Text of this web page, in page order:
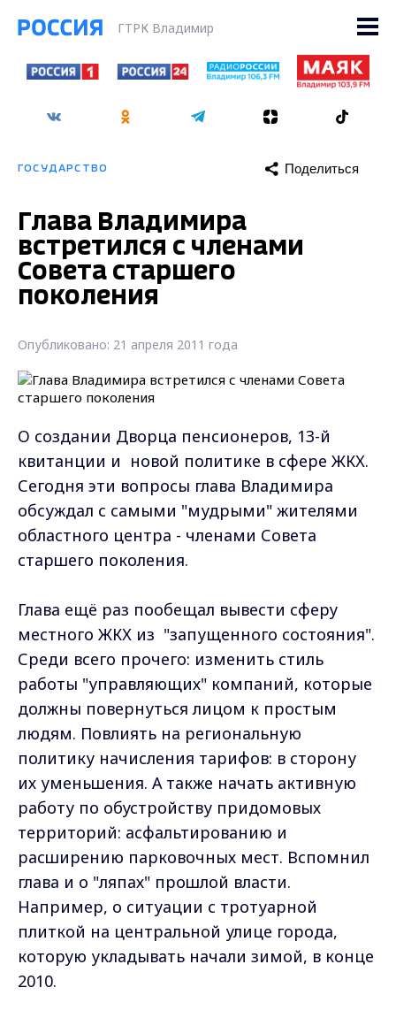
ГТРК Владимир
ГОСУДАРСТВО Поделиться
Глава Владимира
встретился с членами
Совета старшего
поколения
Опубликовано: 21 апреля 2011 года
О создании Дворца пенсионеров, 13-й
квитанции и новой политике в сфере ЖКХ.
Сегодня эти вопросы глава Владимира
обсуждал с самыми "мудрыми" жителями
областного центра - членами Совета
старшего поколения.
Глава ещё раз пообещал вывести сферу
местного ЖКХ из "запущенного состояния".
Среди всего прочего: изменить стиль
работы "управляющих" компаний, которые
должны повернуться лицом к простым
людям. Повлиять на региональную
политику начисления тарифов: в сторону
их уменьшения. А также начать активную
работу по обустройству придомовых
территорий: асфальтированию и
расширению парковочных мест. Вспомнил
глава и о "ляпах" прошлой власти.
Например, о ситуации с тротуарной
плиткой на центральной улице города,
которую укладывать начали зимой, в конце
2010.